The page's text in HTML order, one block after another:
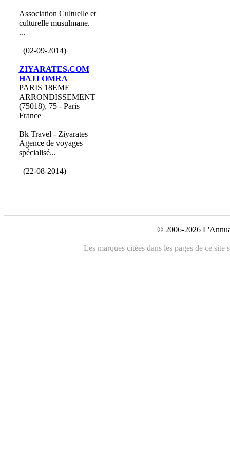
Association Cultuelle et
culturelle musulmane.
...
(02-09-2014)
ZIYARATES.COM
HAJJ OMRA
PARIS 18EME
ARRONDISSEMENT
(75018), 75 - Paris
France
Bk Travel - Ziyarates
Agence de voyages
spécialisé...
(22-08-2014)
© 2006-2026
Les marques citées dans les pages de ce